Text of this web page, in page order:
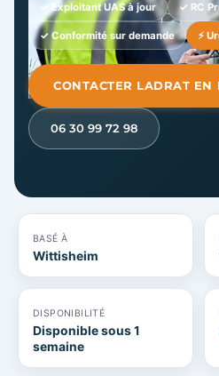
✓ Exploitant UAS à jour ✓ RC
✓ Conformité sur demande ⚡
CONTACTER LADRAT EN
06 30 99 72 98
BASÉ À
Wittisheim
DISPONIBILITÉ
Disponible sous 1
semaine